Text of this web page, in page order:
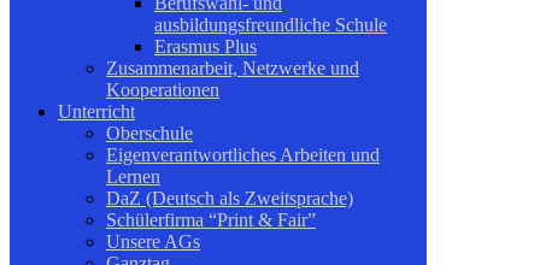
ausbildungsfreundliche Schule
Erasmus Plus
Zusammenarbeit, Netzwerke und
Kooperationen
Unterricht
Oberschule
Eigenverantwortliches Arbeiten und
Lernen
DaZ (Deutsch als Zweitsprache)
Schülerfirma “Print & Fair”
Unsere AGs